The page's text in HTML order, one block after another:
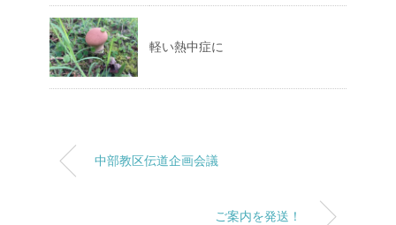
軽い熱中症に
中部教区伝道企画会議
ご案内を発送！